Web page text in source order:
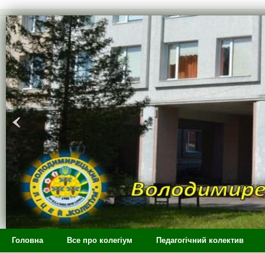
>
Головна Все про колегіум Педагогічний колектив